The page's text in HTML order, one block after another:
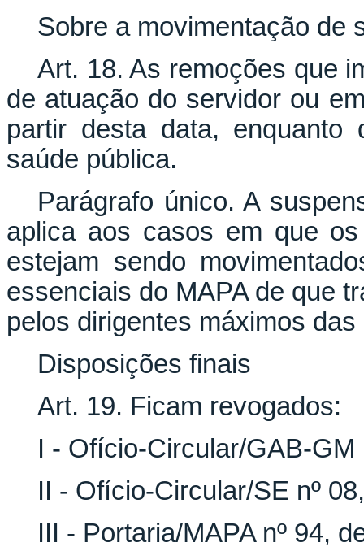
Sobre a movimentação de
Art. 18. As remoções que
de atuação do servidor ou
partir desta data,
saúde pública.
Parágrafo único. A
aplica aos casos em que
estejam sendo
essenciais do MAPA de que
pelos dirigentes máximos
Disposições finais
Art. 19. Ficam revogados:
I - Ofício-Circular/GAB-GM
II - Ofício-Circular/SE nº
III - Portaria/MAPA nº 94,